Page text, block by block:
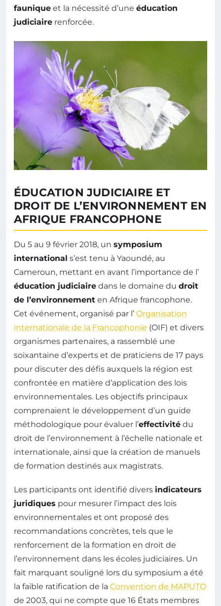
faunique et la nécessité d’une éducation
judiciaire renforcée.
ÉDUCATION JUDICIAIRE ET
DROIT DE L’ENVIRONNEMENT EN
AFRIQUE FRANCOPHONE
Du 5 au 9 février 2018, un symposium
international s’est tenu à Yaoundé, au
Cameroun, mettant en avant l’importance de l’
éducation judiciaire dans le domaine du droit
de l’environnement en Afrique francophone.
Cet événement, organisé par l’ Organisation
internationale de la Francophonie (OIF) et divers
organismes partenaires, a rassemblé une
soixantaine d’experts et de praticiens de 17 pays
pour discuter des défis auxquels la région est
confrontée en matière d’application des lois
environnementales. Les objectifs principaux
comprenaient le développement d’un guide
méthodologique pour évaluer l’effectivité du
droit de l’environnement à l’échelle nationale et
internationale, ainsi que la création de manuels
de formation destinés aux magistrats.
Les participants ont identifié divers indicateurs
juridiques pour mesurer l’impact des lois
environnementales et ont proposé des
recommandations concrètes, tels que le
renforcement de la formation en droit de
l’environnement dans les écoles judiciaires. Un
fait marquant souligné lors du symposium a été
la faible ratification de la Convention de MAPUTO
de 2003, qui ne compte que 16 États membres